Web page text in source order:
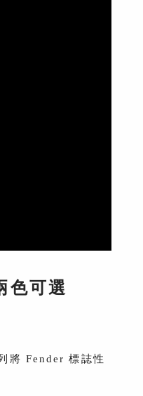
可選
將 Fender 標誌性